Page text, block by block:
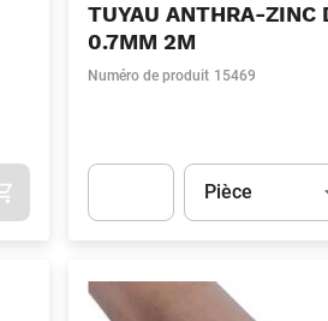
TUYAU ANTHRA-ZINC
0.7MM 2M
Numéro de produit 15469
Unité
Pièce